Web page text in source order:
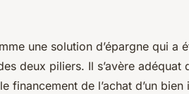
3ème
une solution d’épargne qui a
deux piliers. Il s’avère adéquat
de l’achat d’un bien